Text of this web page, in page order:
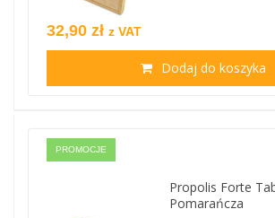
32,90 zł z VAT
Dodaj do koszyka
PROMOCJE
Propolis Forte
Pomarańcza